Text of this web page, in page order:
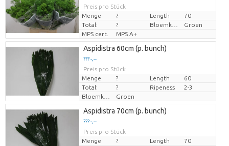
Preis pro Stück
Menge
? Length
70
Total:
?
Groen
MPS cert.
MPS A+
Aspidistra 60cm (p. bunch)
??? -,--
Preis pro Stück
Menge
? Length
60
Total:
? Ripeness
2-3
Bloemkleur
Groen
Aspidistra 70cm (p. bunch)
??? -,--
Preis pro Stück
Menge
? Length
70